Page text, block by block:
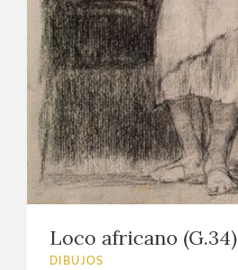
Loco africano (G.34)
DIBUJOS